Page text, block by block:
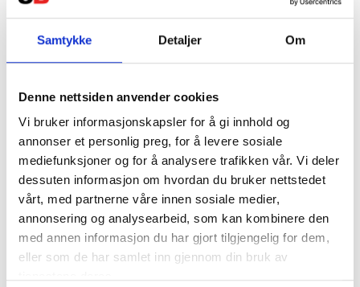
Samtykke Detaljer Om
Denne nettsiden anvender cookies
Vi bruker informasjonskapsler for å gi innhold og
annonser et personlig preg, for å levere sosiale
mediefunksjoner og for å analysere trafikken vår. Vi deler
dessuten informasjon om hvordan du bruker nettstedet
vårt, med partnerne våre innen sosiale medier,
annonsering og analysearbeid, som kan kombinere den
med annen informasjon du har gjort tilgjengelig for dem,
eller som de har samlet inn gjennom din bruk av
RIMAC Mini Light
RIMAC Mini Light
Hög/Låg funktion: 300 lumen/100 lumen
Hög/Låg funktion: 15 m/ 6 m ljusintervall
Hög/L..
mer info
Produktnummer:
63678
Kategorier:
VERKTYG,ARBETSPLATS,LEDLAMPOR